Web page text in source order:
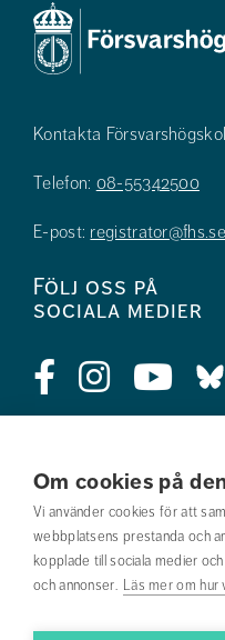
Om cookies på
Vi använder cookies för att
webbplatsens prestanda och
kopplade till sociala medier
och annonser. Läs mer om hur
Kontakta
Telefon: 08-55342500
E-post: registrator@fhs.se
Följ oss på
sociala medier
Jobba hos oss
Nyhetsbrev
Om webbplatsen